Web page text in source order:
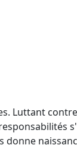
Luttant